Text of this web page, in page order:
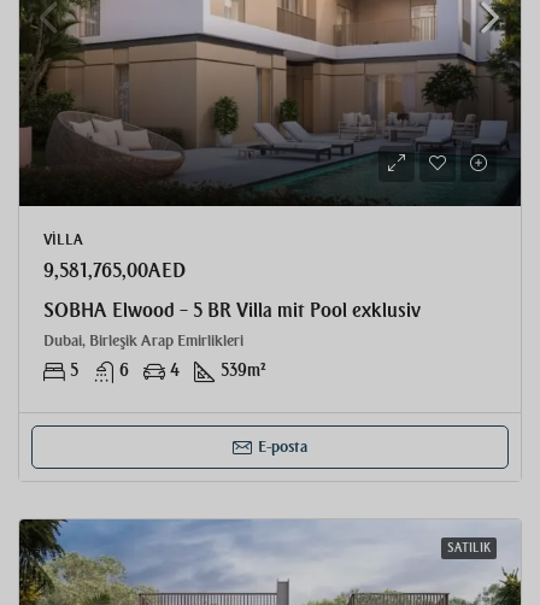
VILLA
9,581,765,00AED
SOBHA Elwood – 5 BR Villa mit Pool exklusiv
Dubai, Birleşik Arap Emirlikleri
5 6 4 539m²
E-posta
SATILIK